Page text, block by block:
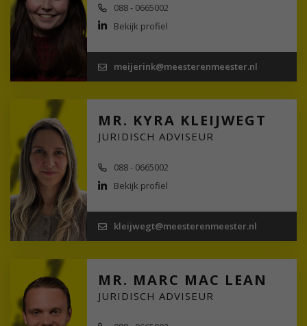
088 - 0665002
Bekijk profiel
meijerink@meesterenmeester.nl
MR. KYRA KLEIJWEGT
JURIDISCH ADVISEUR
088 - 0665002
Bekijk profiel
kleijwegt@meesterenmeester.nl
MR. MARC MAC LEAN
JURIDISCH ADVISEUR